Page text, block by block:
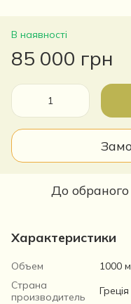
В наявності
85 000 грн
До обраного
Характеристики
Объем
1000
Страна
производитель
Греція